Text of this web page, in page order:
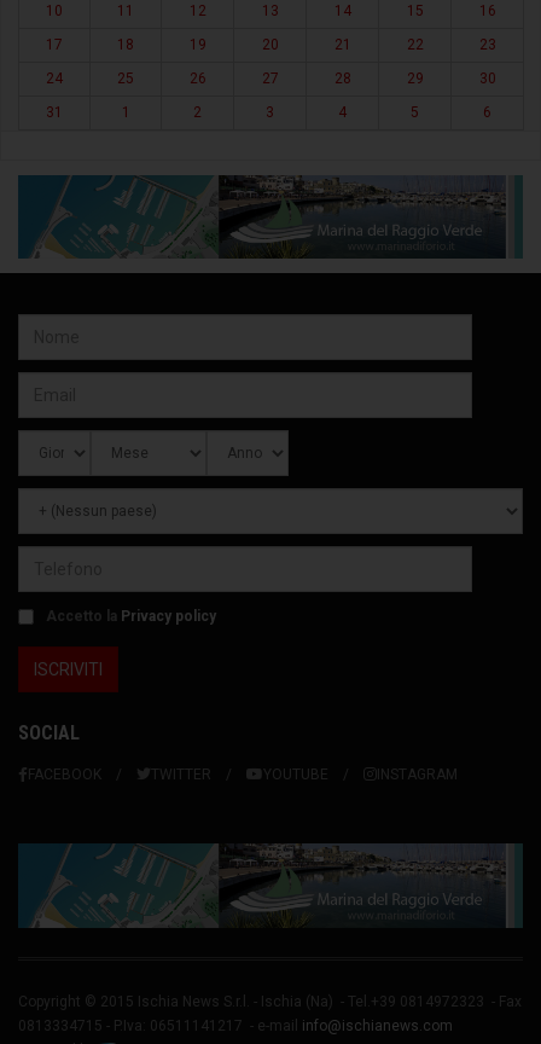
10
11 12 13 14 15
16
17
18 19 20 21 22
23
24
25 26 27 28 29
30
31
1 2 3 4 5 6
Accetto la Privacy policy
SOCIAL
FACEBOOK TWITTER YOUTUBE INSTAGRAM
Copyright © 2015 Ischia News S.r.l. - Ischia (Na) - Tel.+39 0814972323 - Fax
0813334715 - P.Iva: 06511141217 - e-mail info@ischianews.com